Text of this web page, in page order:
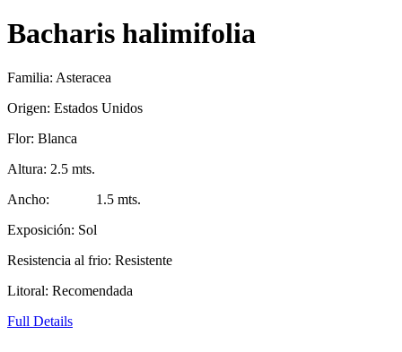
Bacharis halimifolia
Familia: Asteracea
Origen: Estados Unidos
Flor: Blanca
Altura: 2.5 mts.
Ancho: 1.5 mts.
Exposición: Sol
Resistencia al frio: Resistente
Litoral: Recomendada
Full Details